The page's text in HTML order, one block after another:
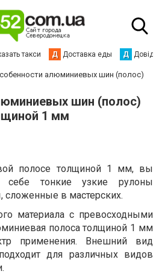
такси Д Доставка еды Д
алюминиевых шин (полос)
шин (полос)
1 мм
полосе толщиной 1 мм, вы
себе тонкие узкие рулоны
сложенные в мастерских.
материала с превосходными
полоса толщиной 1 мм
применения. Внешний вид
для различных видов